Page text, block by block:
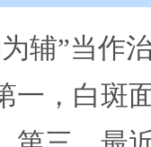
辅”当作
一，白斑